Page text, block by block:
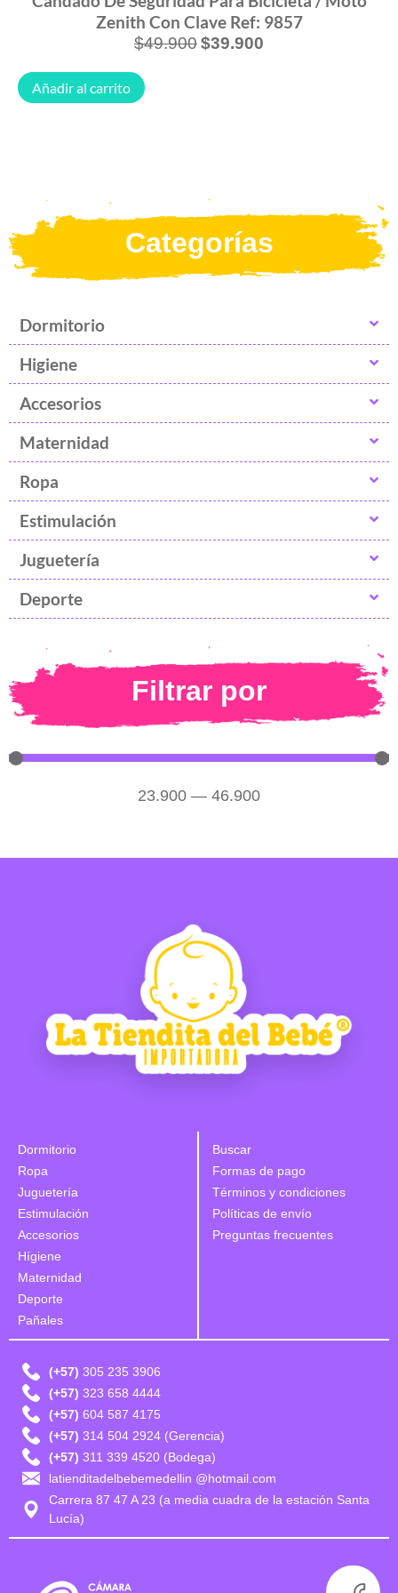
Categorías
Dormitorio
Higiene
Accesorios
Maternidad
Ropa
Estimulación
Juguetería
Deporte
Filtrar por
23.900 — 46.900
Zenith Con Clave Ref: 9857
$49.900$39.900
Añadir al carrito
Dormitorio
Ropa
Juguetería
Estimulación
Accesorios
Hígiene
Maternidad
Deporte
Pañales
Buscar
Formas de pago
Términos y condiciones
Políticas de envío
Preguntas frecuentes
(+57) 305 235 3906
(+57) 323 658 4444
(+57) 604 587 4175
(+57) 314 504 2924 (Gerencia)
(+57) 311 339 4520 (Bodega)
latienditadelbebemedellin @hotmail.com
Carrera 87 47 A 23 (a media cuadra de la estación Santa
Lucía)